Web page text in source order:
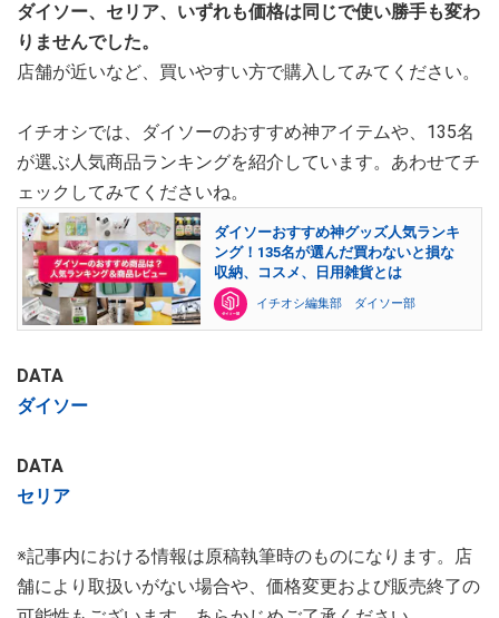
ダイソー、セリア、いずれも価格は同じで使い勝手も変わ
りませんでした。
店舗が近いなど、買いやすい方で購入してみてください。
イチオシでは、ダイソーのおすすめ神アイテムや、135名
が選ぶ人気商品ランキングを紹介しています。あわせてチ
ェックしてみてくださいね。
ダイソーおすすめ神グッズ人気ランキ
ング！135名が選んだ買わないと損な
収納、コスメ、日用雑貨とは
イチオシ編集部 ダイソー部
DATA
ダイソー
DATA
セリア
※記事内における情報は原稿執筆時のものになります。店
舗により取扱いがない場合や、価格変更および販売終了の